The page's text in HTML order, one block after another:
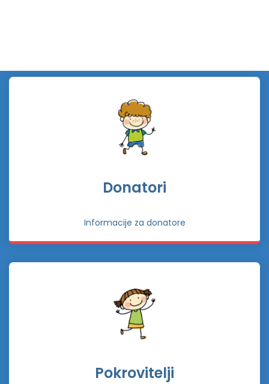
Donatori
Informacije za donatore
Pokrovitelji